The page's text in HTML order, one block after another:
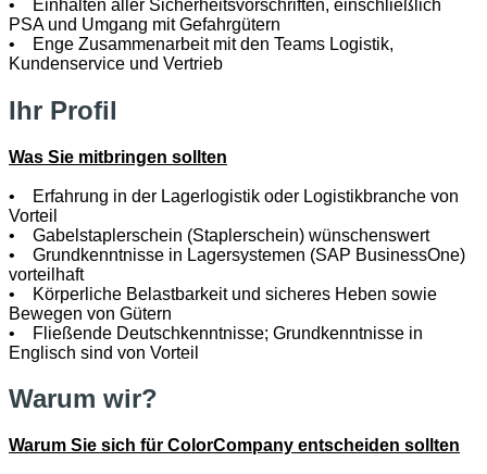
• Einhalten aller Sicherheitsvorschriften, einschließlich
PSA und Umgang mit Gefahrgütern
• Enge Zusammenarbeit mit den Teams Logistik,
Kundenservice und Vertrieb
Ihr Profil
Was Sie mitbringen sollten
• Erfahrung in der Lagerlogistik oder Logistikbranche von
Vorteil
• Gabelstaplerschein (Staplerschein) wünschenswert
• Grundkenntnisse in Lagersystemen (SAP BusinessOne)
vorteilhaft
• Körperliche Belastbarkeit und sicheres Heben sowie
Bewegen von Gütern
• Fließende Deutschkenntnisse; Grundkenntnisse in
Englisch sind von Vorteil
Warum wir?
Warum Sie sich für ColorCompany entscheiden sollten